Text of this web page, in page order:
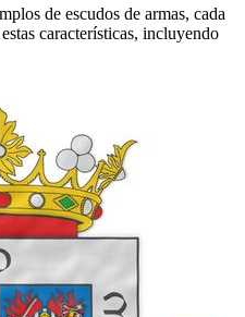
de escudos de armas, cada
características, incluyendo